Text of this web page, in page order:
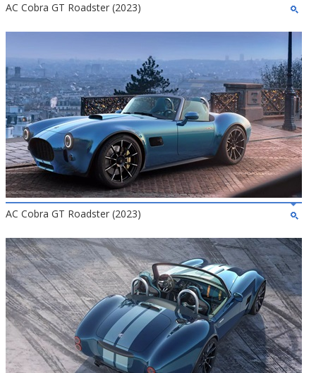
AC Cobra GT Roadster (2023)
AC Cobra GT Roadster (2023)